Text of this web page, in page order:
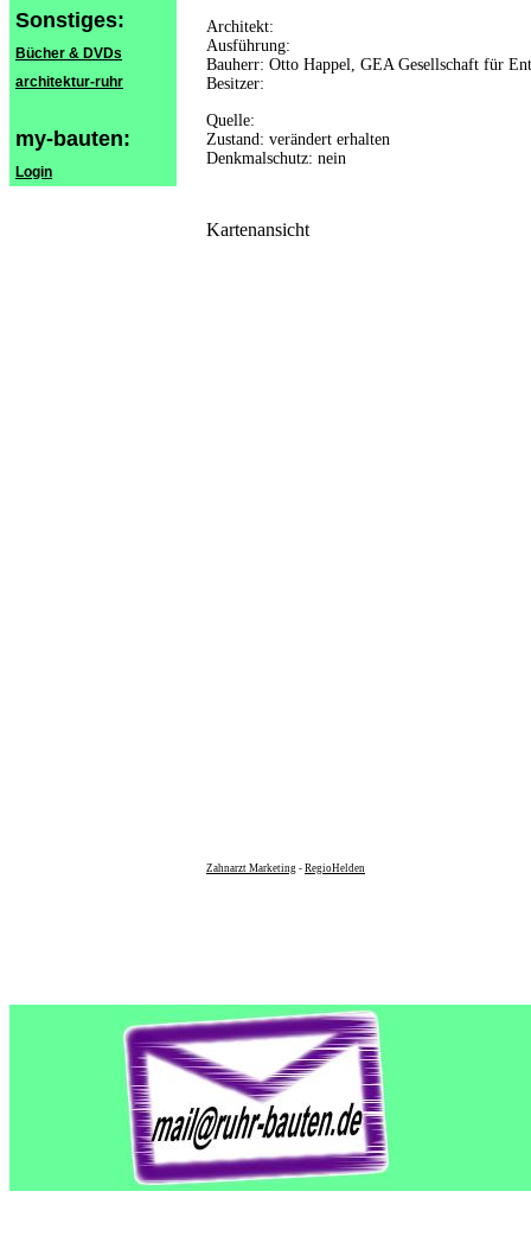
Sonstiges:
Bücher & DVDs
architektur-ruhr
my-bauten:
Login
Architekt:
Ausführung:
Bauherr: Otto Happel, GEA Gesellschaft für
Besitzer:
Quelle:
Zustand: verändert erhalten
Denkmalschutz: nein
Kartenansicht
Zahnarzt Marketing - RegioHelden